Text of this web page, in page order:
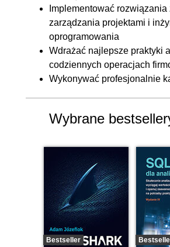
Implementować rozwiązania
zarządzania projektami i
oprogramowania
Wdrażać najlepsze praktyki
codziennych operacjach
Wykonywać profesjonalnie
Wybrane
Bestseller